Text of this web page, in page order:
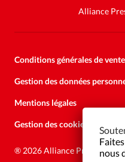
Alliance
Conditions générales de vente
Gestion des données
Mentions légales
Gestion des cookies
® 2026 Alliance Pressenous